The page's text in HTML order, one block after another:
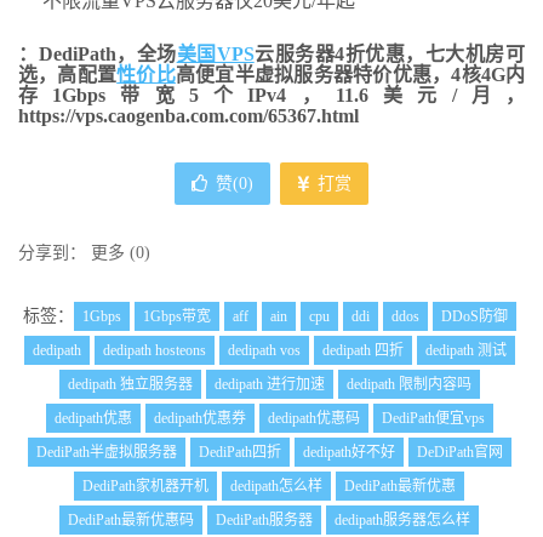
：DediPath，全场美国VPS云服务器4折优惠，七大机房可
选，高配置性价比高便宜半虚拟服务器特价优惠，4核4G内
存1Gbps带宽5个IPv4，11.6美元/月，
https://vps.caogenba.com.com/65367.html
赞(0) 打赏
分享到： 更多 (0)
标签： 1Gbps 1Gbps带宽 aff ain cpu ddi ddos
DDoS防御
dedipath
dedipath hosteons dedipath vos dedipath 四折
dedipath 测试
dedipath 独立服务器
dedipath 进行加速
dedipath 限制内容吗
dedipath优惠
dedipath优惠券 dedipath优惠码
DediPath便宜vps
DediPath半虚拟服务器
DediPath四折 dedipath好不好
DeDiPath官网
DediPath家机器开机
dedipath怎么样
DediPath最新优惠
DediPath最新优惠码
DediPath服务器
dedipath服务器怎么样